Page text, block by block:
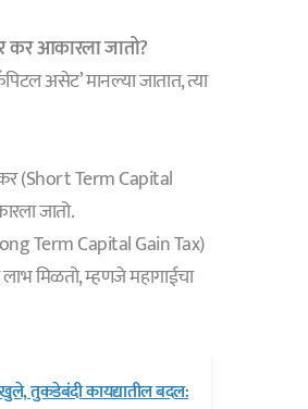
कर आकारला जातो?
असेट’ मानल्या जातात, त्या
(Short Term Capital
जातो.
Term Capital Gain Tax)
मिळतो, म्हणजे महागाईचा
तुकडेबंदी कायद्यातील बदल: